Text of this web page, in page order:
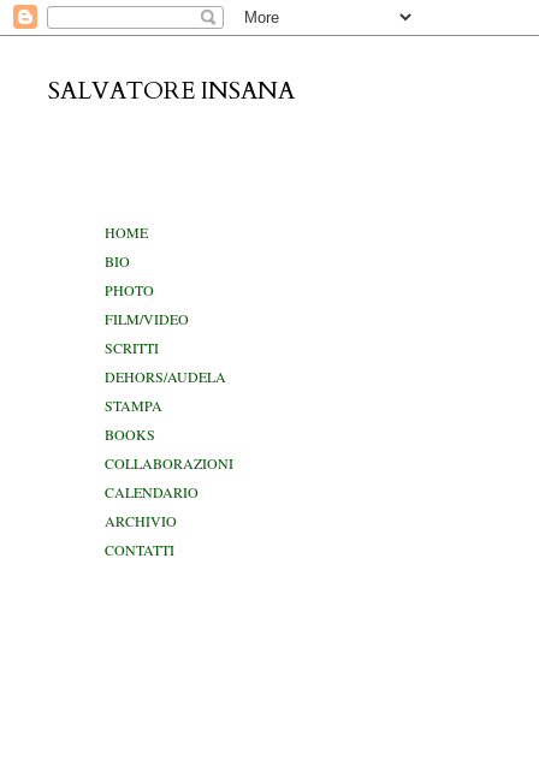
SALVATORE INSANA
HOME
BIO
PHOTO
FILM/VIDEO
SCRITTI
DEHORS/AUDELA
STAMPA
BOOKS
COLLABORAZIONI
CALENDARIO
ARCHIVIO
CONTATTI